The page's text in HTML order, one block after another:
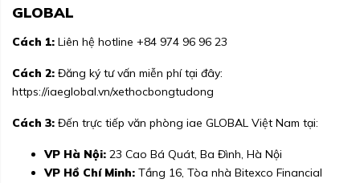
GLOBAL
Cách 1: Liên hệ hotline +84 974 96 96 23
Cách 2: Đăng ký tư vấn miễn phí tại đây:
https://iaeglobal.vn/xethocbongtudong
Cách 3: Đến trực tiếp văn phòng iae GLOBAL Việt Nam tại:
VP Hà Nội: 23 Cao Bá Quát, Ba Đình, Hà Nội
VP Hồ Chí Minh: Tầng 16, Tòa nhà Bitexco Financial